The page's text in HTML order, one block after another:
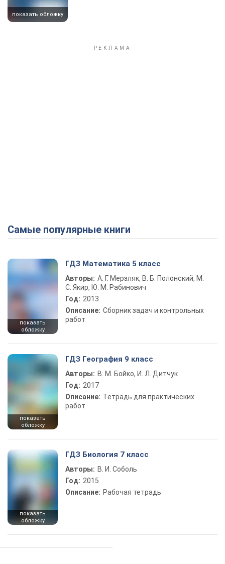
показать обложку
Самые популярные книги
показать
обложку
ГДЗ Математика 5 класс
Авторы: А. Г. Мерзляк, В. Б. Полонский, М.
С. Якир, Ю. М. Рабинович
Год: 2013
Описание: Сборник задач и контрольных
работ
показать
обложку
ГДЗ География 9 класс
Авторы: В. М. Бойко, И. Л. Дитчук
Год: 2017
Описание: Тетрадь для практических
работ
показать
обложку
ГДЗ Биология 7 класс
Авторы: В. И. Соболь
Год: 2015
Описание: Рабочая тетрадь